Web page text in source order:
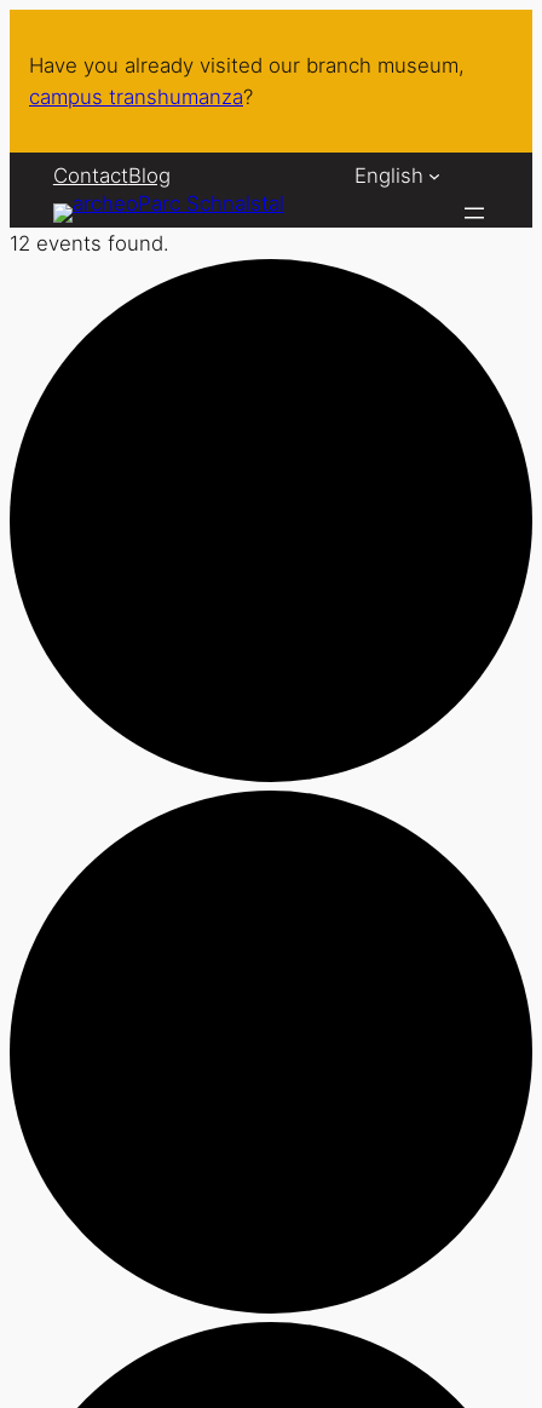
Have you already visited our branch museum,
campus transhumanza?
ContactBlog English
12 events found.